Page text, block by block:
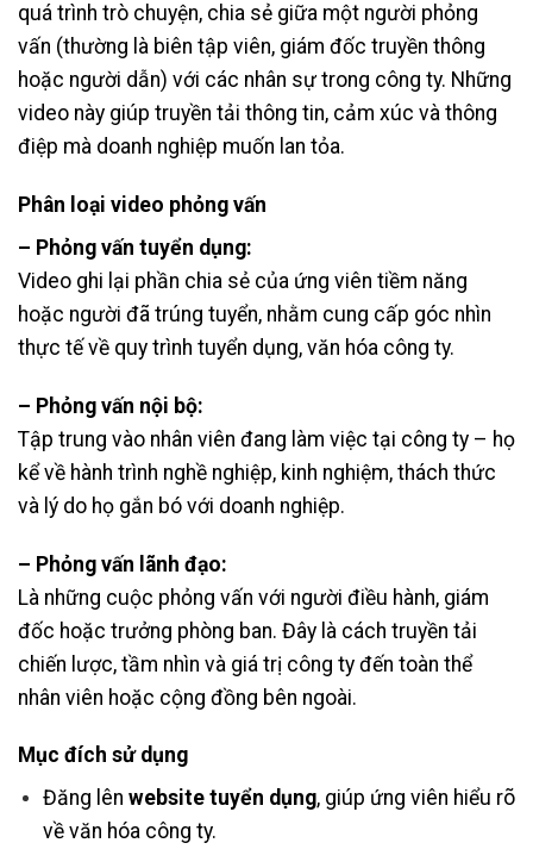
quá trình trò chuyện, chia sẻ giữa một người phỏng
vấn (thường là biên tập viên, giám đốc truyền thông
hoặc người dẫn) với các nhân sự trong công ty. Những
video này giúp truyền tải thông tin, cảm xúc và thông
điệp mà doanh nghiệp muốn lan tỏa.
Phân loại video phỏng vấn
– Phỏng vấn tuyển dụng:
Video ghi lại phần chia sẻ của ứng viên tiềm năng
hoặc người đã trúng tuyển, nhằm cung cấp góc nhìn
thực tế về quy trình tuyển dụng, văn hóa công ty.
– Phỏng vấn nội bộ:
Tập trung vào nhân viên đang làm việc tại công ty – họ
kể về hành trình nghề nghiệp, kinh nghiệm, thách thức
và lý do họ gắn bó với doanh nghiệp.
– Phỏng vấn lãnh đạo:
Là những cuộc phỏng vấn với người điều hành, giám
đốc hoặc trưởng phòng ban. Đây là cách truyền tải
chiến lược, tầm nhìn và giá trị công ty đến toàn thể
nhân viên hoặc cộng đồng bên ngoài.
Mục đích sử dụng
Đăng lên website tuyển dụng, giúp ứng viên hiểu rõ
về văn hóa công ty.